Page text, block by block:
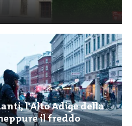
l'Alto Adige della
il freddo